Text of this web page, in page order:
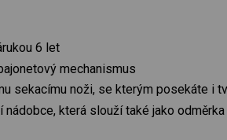
6 let
mechanismus
sekacímu noži, se kterým posekáte i
nádobce, která slouží také jako odměrka